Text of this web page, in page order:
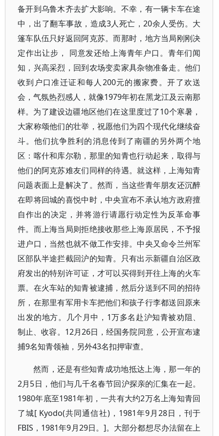
备开到乌鲁木齐去扩大影响。不幸，有一辆卡车在途
中，出了翻车事故，造成3人死亡，20余人受伤。大
篷车队伍只好返回阿克苏。而那时，地方当局刚刚决
定作出让步， 同意发还给上海青年户口。青年们闻
知，兴高采烈，回到农场变卖家具杂物准备走。他们
收到户口准迁证和每人200元的搬家费。开了欢送
会，气氛热烈感人，就像1979年初在黑龙江及云南那
样。为了建设边疆地区他们在这里度过了10个寒暑，
大家称颂他们的壮举，祝愿他们为四个现代化继续奋
斗。他们抗争胜利的消息传到了南疆的另外两个地
区：喀什和库尔勒，那里的知青也行动起来，取得与
他们的阿克苏难友们同样的待遇。就这样，上海知青
问题表面上是解决了。然而，当这些青年朋友还沉醉
在即将回城的喜悦中时，中央宣布不承认地方政府擅
自作出的决定，并将游行请愿行动定性为反革命事
件。而上海当局则拒绝接收那些上海原居民，不予报
进户口，当然也就不做工作安排。中央又命令兰州军
区部队半途拦截回沪的知青。只有出示新疆自治区政
府发出的特别许可证，才可以买得到开往上海的火车
票。在火车站的知青被逮捕，然后分送到不同的招待
所，在那里有军用卡车把他们和孩子行李都送回原来
出发的地方。几个月中，1万多名赴沪知青被劝阻、
制止、收容。12月26日，经国务院同意，公开宣布逮
捕9名知青领袖，另外43名扣押审查。
然而，还是有些知青成功地抵达上海，那一年的
2月5日，他们与几千名春节回沪探亲的汇集在一起。
1980年底至1981年初，一共有大约2万名上海知青回
了城[ Kyodo(共同通信社)，1981年9月28日，刊于
FBIS，1981年9月29日。]。大部分都想尽办法留在上